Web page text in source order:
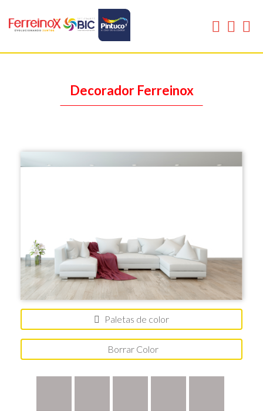
Decorador Ferreinox
Paletas de color
Borrar Color